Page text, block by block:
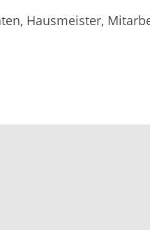
Hausmeister,